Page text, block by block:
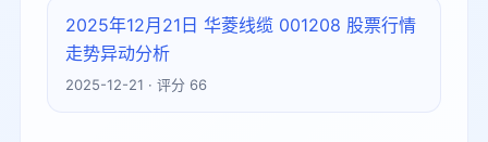
2025年12月21日 华菱线缆 001208 股票行情
走势异动分析
2025-12-21 · 评分 66